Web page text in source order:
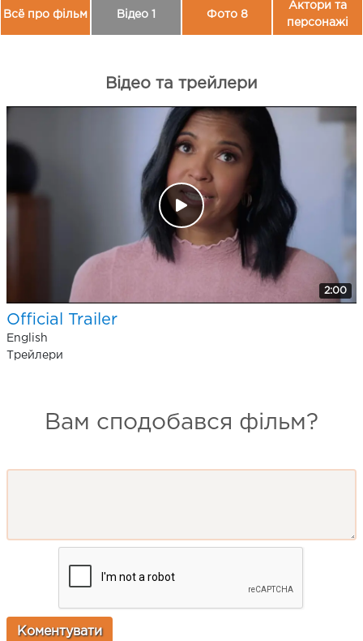
Всё про фільм Відео 1 Фото 8
Актори та
персонажі
Відео та трейлери
2:00
Official Trailer
English
Трейлери
Вам сподобався фільм?